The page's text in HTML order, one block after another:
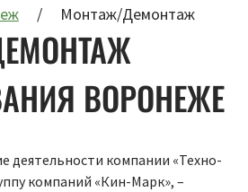
Монтаж/Демонтаж
ВОРОНЕЖЕ
деятельности компании «Техно-
компаний «Кин-Марк», –